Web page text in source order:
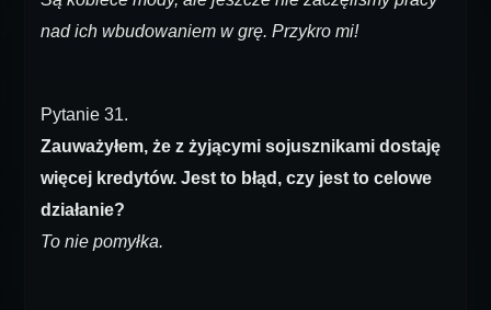
nad ich wbudowaniem w grę. Przykro mi!
Pytanie 31.
Zauważyłem, że z żyjącymi sojusznikami dostaję
więcej kredytów. Jest to błąd, czy jest to celowe
działanie?
To nie pomyłka.